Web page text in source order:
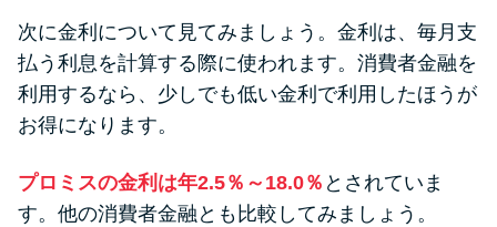
アコムはブラックでも審査に通
る？ 自分がブラックか確かめる
方法
の？ カードローンの選び方を徹
底解説！
次に金利について見てみましょう。金利は、毎月支
払う利息を計算する際に使われます。消費者金融を
利用するなら、少しでも低い金利で利用したほうが
お得になります。
プロミスの金利は年2.5％～18.0％ とされていま
す。他の消費者金融とも比較してみましょう。